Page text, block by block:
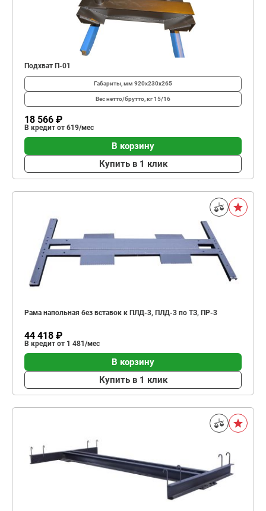
Подхват П-01
Габариты, мм 920х230х265
Вес нетто/брутто, кг15/16
18 566 ₽
В кредит от 619/мес
В корзину
Купить в 1 клик
Рама напольная без вставок к ПЛД-3, ПЛД-3 по ТЗ, ПР-3
44 418 ₽
В кредит от 1 481/мес
В корзину
Купить в 1 клик